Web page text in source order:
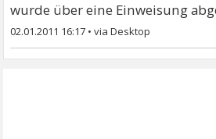
wurde über eine Einweisung
02.01.2011 16:17 •